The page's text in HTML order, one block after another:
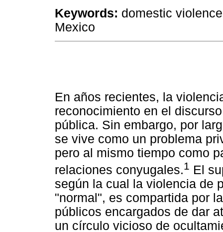
Keywords: domestic
Mexico
En años recientes, la
reconocimiento en el
pública. Sin embargo, por
se vive como un problema
pero al mismo tiempo como
relaciones conyugales.1 El
según la cual la violencia de
"normal", es compartida por
públicos encargados de dar
un círculo vicioso de